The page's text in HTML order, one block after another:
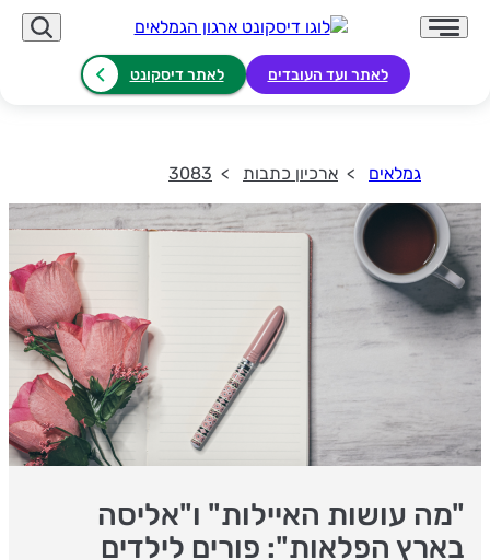
לאתר ועד העובדים לאתר דיסקונט
גמלאים ארכיון כתבות 3083
"מה עושות האיילות" ו"אליסה
בארץ הפלאות": פורים לילדים